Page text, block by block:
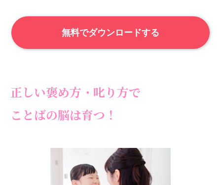
無料でダウンロードする
正しい褒め方・叱り方で
ことばの脳は育つ！